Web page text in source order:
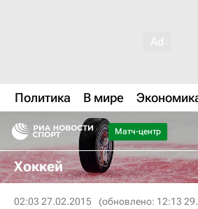
Политика В мире
Матч-центр
Хоккей
02:03 27.02.2015 (обновлено: 12:13